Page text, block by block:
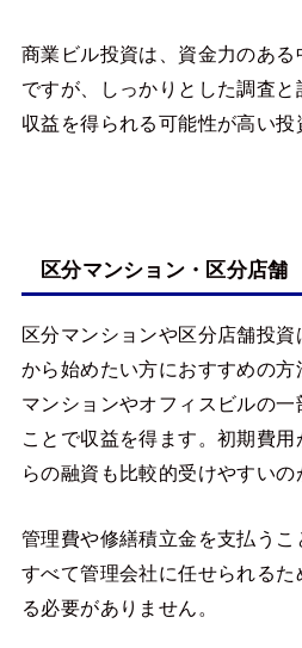
商業ビル投資は、資金力のあ
ですが、しっかりとした調査
収益を得られる可能性が高い投
区分マンション・区分店舗
区分マンションや区分店舗投
から始めたい方におすすめの
マンションやオフィスビルの
ことで収益を得ます。初期費
らの融資も比較的受けやすいの
管理費や修繕積立金を支払う
すべて管理会社に任せられる
る必要がありません。